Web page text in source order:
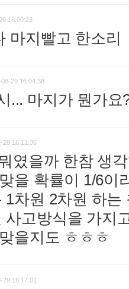
16:00:23
마지빨고 한소리
08-29 16:04:38
... 마지가 뭔가
29 16:11:36
였을까 한참 생
을 확률이 1/6이
1차원 2차원 하
사고방식을 가지
을지도 ㅎㅎㅎ
29 16:17:01